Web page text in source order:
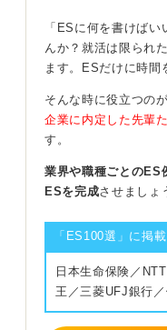
強みを探す際は「継
みてください。
3年間続けたこと、自
された些細なことを
さ、効率性等）を特
最後は、その強みが
で考えます。
平凡なエピソードで
る勇気を持ちましょ
0
「ESに何を書けば
んか？就活は限られ
ます。ESだけに時間
そんな時に役立つの
企業に内定した先輩
す。
業界や職種ごとのES
ESを完成させましょ
「ES100選」に掲
日本生命保険／
王／三菱UFJ銀行